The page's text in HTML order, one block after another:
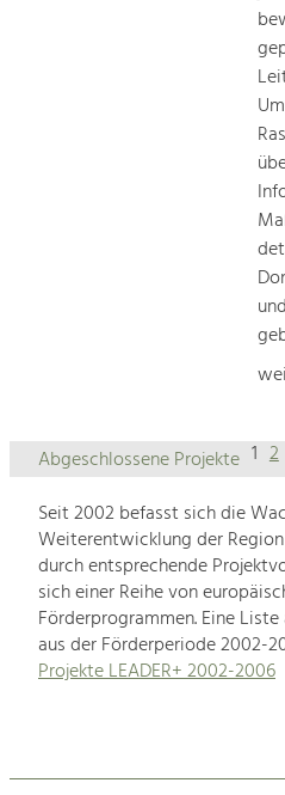
1 2
Abgeschlossene Projekte
Seit 2002 befasst sich die
Weiterentwicklung der
durch entsprechende
sich einer Reihe von
Förderprogrammen. Eine
aus der Förderperiode 2002-
Projekte LEADER+ 2002-2006